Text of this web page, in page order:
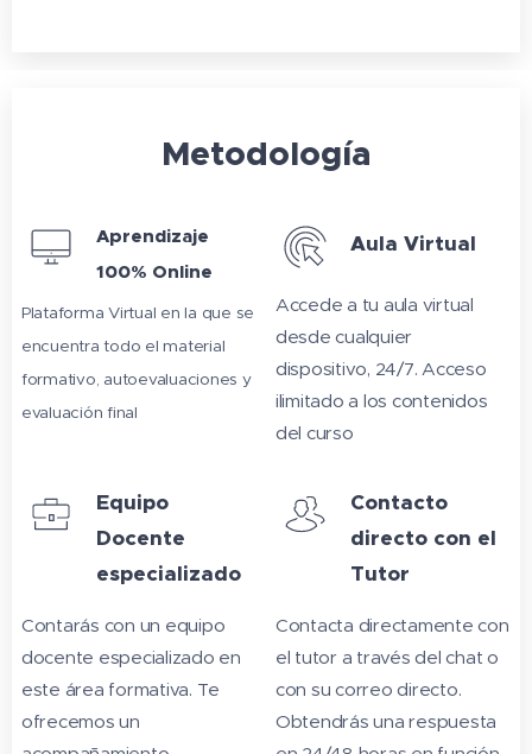
Metodología
Aprendizaje
100% Online
Plataforma Virtual en la que se
encuentra todo el material
formativo, autoevaluaciones y
evaluación final
Aula Virtual
Accede a tu aula virtual
desde cualquier
dispositivo, 24/7. Acceso
ilimitado a los contenidos
del curso
Equipo
Docente
especializado
Contarás con un equipo
docente especializado en
este área formativa. Te
ofrecemos un
Contacto
directo con el
Tutor
Contacta directamente con
el tutor a través del chat o
con su correo directo.
Obtendrás una respuesta